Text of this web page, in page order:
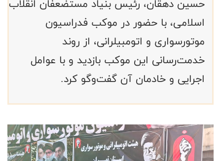
حسین دهقان، رئیس بنیاد مستضعفان انقلاب
اسلامی، با حضور در موکب فدراسیون
موتورسواری و اتومبیلرانی، از روند
خدمت‌رسانی این موکب بازدید و با عوامل
اجرایی و خادمان آن گفت‌وگو کرد.